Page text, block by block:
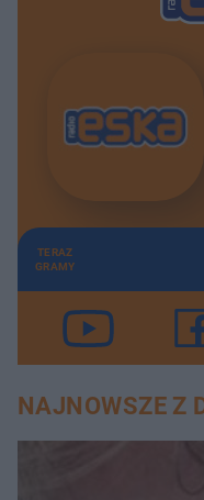
TERAZ
GRAMY
NAJNOWSZE Z